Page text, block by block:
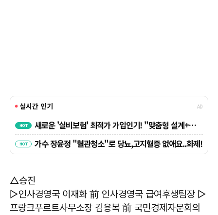
△승진
▷인사경영국 이재화 前 인사경영국 급여후생팀장 ▷
프랑크푸르트사무소장 김용복 前 국민경제자문회의